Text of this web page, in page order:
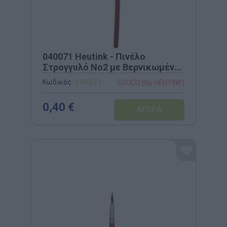
040071 Heutink - Πινέλο
Στρογγυλό Νο2 με Βερνικωμένη
Ξύλινη Λαβή
Κωδικός: 040071 EDUCO (By HEUTINK)
0,40 €